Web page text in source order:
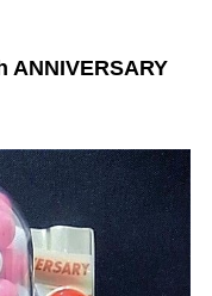
ANNIVERSARY